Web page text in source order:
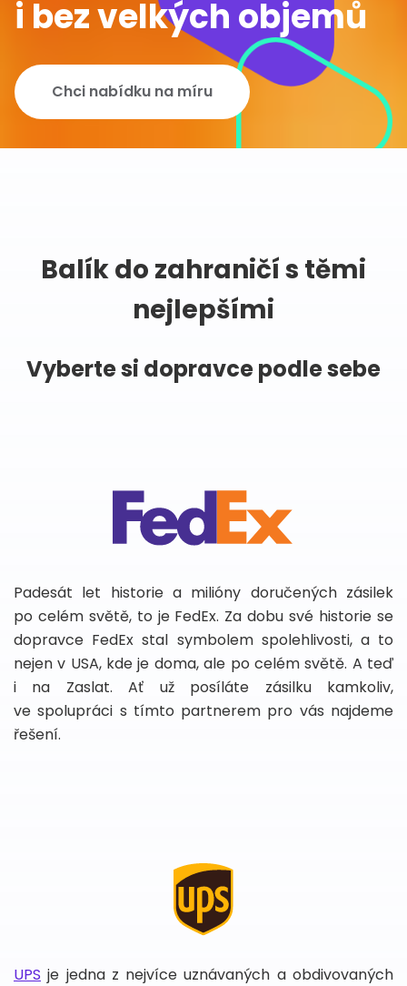
i bez velkých objemů
Chci nabídku na míru
Balík do zahraničí s těmi
nejlepšími
Vyberte si dopravce podle sebe
Padesát let historie a milióny doručených zásilek
po celém světě, to je FedEx. Za dobu své historie se
dopravce FedEx stal symbolem spolehlivosti, a to
nejen v USA, kde je doma, ale po celém světě. A teď
i na Zaslat. Ať už posíláte zásilku kamkoliv,
ve spolupráci s tímto partnerem pro vás najdeme
řešení.
UPS je jedna z nejvíce uznávaných a obdivovaných